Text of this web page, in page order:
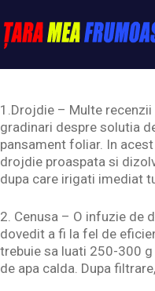
to
content
1.Drojdie – Multe
gradinari despre solutia
pansament foliar. In
drojdie proaspata si
dupa care irigati imediat
2. Cenusa – O infuzie de
dovedit a fi la fel de
trebuie sa luati 250-300
de apa calda. Dupa